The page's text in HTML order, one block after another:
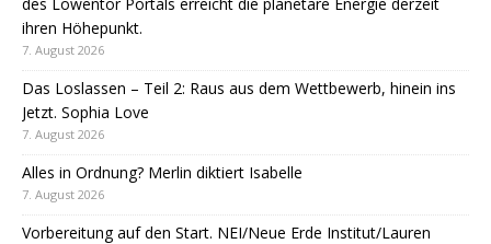
ihren Höhepunkt.
7. August 2026
Das Loslassen – Teil 2: Raus aus dem Wettbewerb, hinein ins
Jetzt. Sophia Love
7. August 2026
Alles in Ordnung? Merlin diktiert Isabelle
7. August 2026
Vorbereitung auf den Start. NEI/Neue Erde Institut/Lauren